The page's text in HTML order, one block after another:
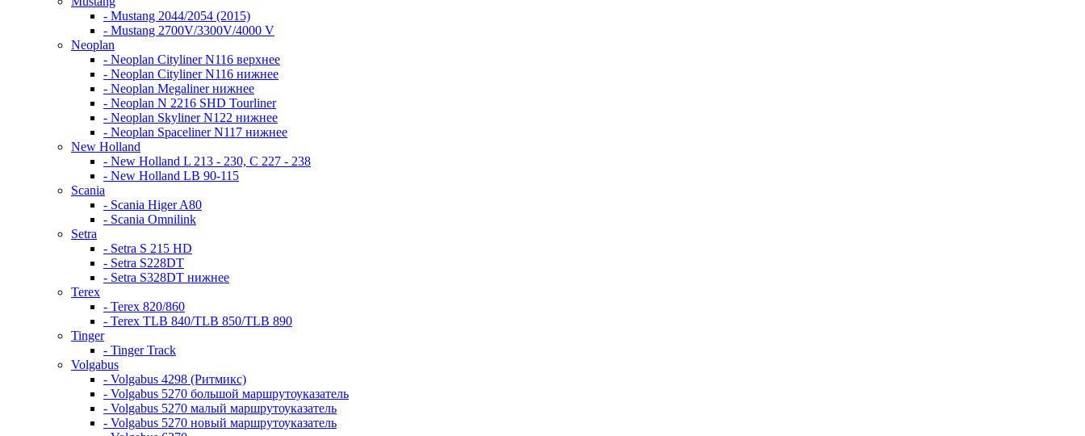
- Mustang 2044/2054 (2015)
- Mustang 2700V/3300V/4000 V
Neoplan
- Neoplan Cityliner N116 верхнее
- Neoplan Cityliner N116 нижнее
- Neoplan Megaliner нижнее
- Neoplan N 2216 SHD Tourliner
- Neoplan Skyliner N122 нижнее
- Neoplan Spaceliner N117 нижнее
New Holland
- New Holland L 213 - 230, C 227 - 238
- New Holland LB 90-115
Scania
- Scania Higer A80
- Scania Omnilink
Setra
- Setra S 215 HD
- Setra S228DT
- Setra S328DT нижнее
Terex
- Terex 820/860
- Terex TLB 840/TLB 850/TLB 890
Tinger
- Tinger Track
Volgabus
- Volgabus 4298 (Ритмикс)
- Volgabus 5270 большой маршрутоуказатель
- Volgabus 5270 малый маршрутоуказатель
- Volgabus 5270 новый маршрутоуказатель